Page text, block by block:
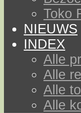
Toko
NIEUWS
INDEX
Alle
Alle
Alle
Alle